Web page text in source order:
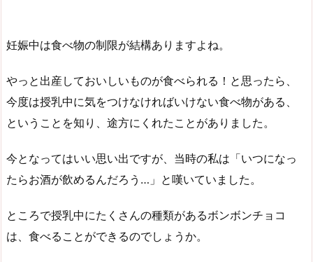
妊娠中は食べ物の制限が結構ありますよね。
やっと出産しておいしいものが食べられる！と思ったら、
今度は授乳中に気をつけなければいけない食べ物がある、
ということを知り、途方にくれたことがありました。
今となってはいい思い出ですが、当時の私は「いつになっ
たらお酒が飲めるんだろう…」と嘆いていました。
ところで授乳中にたくさんの種類があるボンボンチョコ
は、食べることができるのでしょうか。